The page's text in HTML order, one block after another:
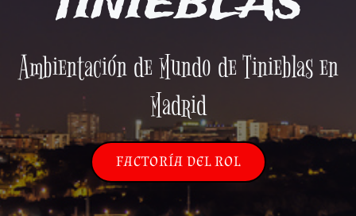
Ambientación de Mundo de Tinieblas en
Madrid
FACTORÍA DEL ROL